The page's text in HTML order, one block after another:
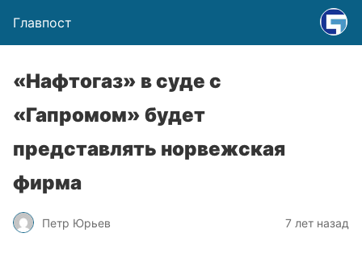
Главпост
«Нафтогаз» в суде с
«Гапромом» будет
представлять норвежская
фирма
Петр Юрьев 7 лет назад